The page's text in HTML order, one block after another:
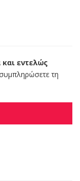
εντελώς
τη